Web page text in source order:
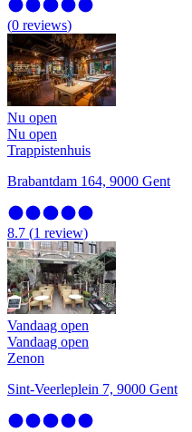
(0 reviews)
Nu open
Nu open
Trappistenhuis
Brabantdam 164, 9000 Gent
8.7 (1 review)
Vandaag open
Vandaag open
Zenon
Sint-Veerleplein 7, 9000 Gent